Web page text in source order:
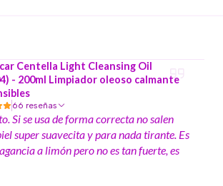
Centella Light Cleansing Oil
- 200ml Limpiador oleoso calmante
66 reseñas
Si se usa de forma correcta no salen
super suavecita y para nada tirante. Es
a limón pero no es tan fuerte, es
que sean de nariz sensible, no hay
sensible y por tanto me preocupo